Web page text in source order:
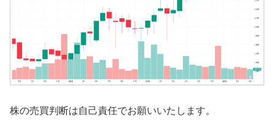
株の売買判断は自己責任でお願いいたします。